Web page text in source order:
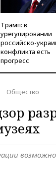
Трамп: в
урегулировании
российско-
конфликта есть
прогресс
Общество
возможно